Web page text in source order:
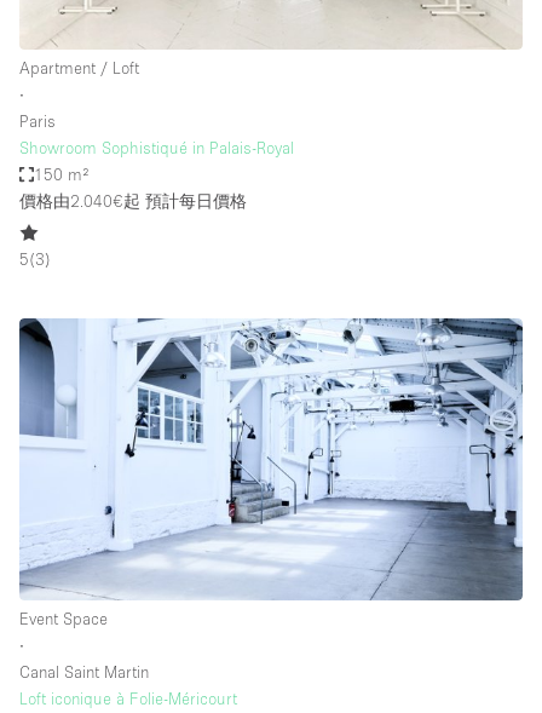
Apartment / Loft
∙
Paris
Showroom Sophistiqué in Palais-Royal
150 m²
價格由2.040€起 預計每日價格
5(3)
Event Space
∙
Canal Saint Martin
Loft iconique à Folie-Méricourt